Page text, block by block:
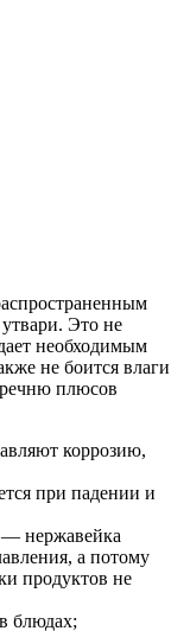
Это не
необходимым
не боится влаги
плюсов
коррозию,
при падении и
— нержавейка
а потому
продуктов не
блюдах;